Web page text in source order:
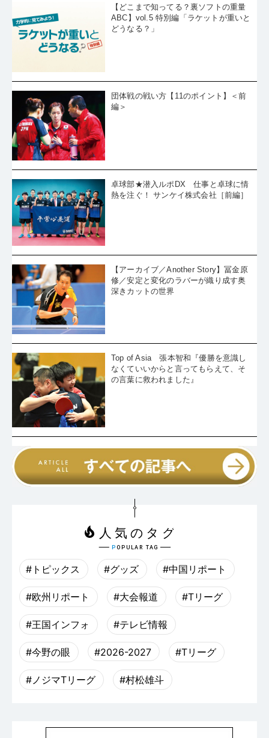
【どこまで知ってる？裏ソフトの重量
ABC】vol.5 特別編「ラケットが重いと
どうなる？」
団体戦の戦い方【11のポイント】＜前
編＞
卓球部★潜入ルポDX 仕事と卓球に情
熱を注ぐ！ サンケイ株式会社［前編］
【アーカイブ／Another Story】冨金原
修／安定と変化のラバーが織り成す奥
深きカットの世界
Top of Asia 張本智和『優勝を意識し
なくていいからと言ってもらえて、そ
の言葉に救われました』
#トピックス #グッズ #中国リポート
#欧州リポート #大会報道 #Tリーグ
#王国インフォ #テレビ情報
#今野の眼 #2026-2027 #Tリーグ
#ノジマTリーグ #村松雄斗